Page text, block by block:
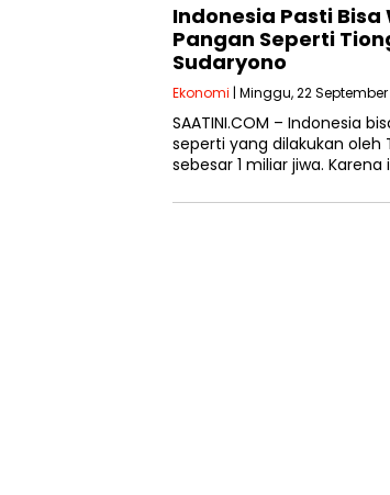
Indonesia Pasti
Pangan Seperti
Sudaryono
Ekonomi | Minggu, 22 September
SAATINI.COM – Indonesia
seperti yang dilakukan oleh
sebesar 1 miliar jiwa.